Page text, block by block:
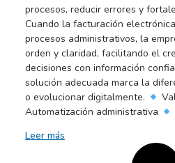
procesos, reducir errores y
Cuando la facturación
procesos administrativos, la
orden y claridad, facilitando el
decisiones con información
solución adecuada marca la
o evolucionar digitalmente.
Automatización administrativa
Leer más